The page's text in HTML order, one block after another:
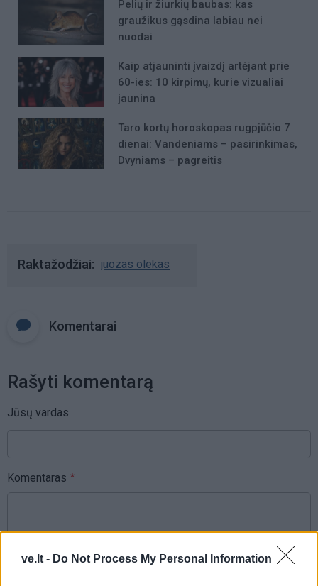
ve.lt - Do Not Process My Personal Information
Pelių ir žiurkių baubas: kas
graužikus gąsdina labiau nei
nuodai
Kaip atjauninti įvaizdį artėjant prie
60-ies: 10 kirpimų, kurie vizualiai
jaunina
Taro kortų horoskopas rugpjūčio 7
dienai: Vandeniams – pasirinkimas,
Dvyniams – pagreitis
Raktažodžiai juozas olekas
Komentarai
Rašyti komentarą
Jūsų vardas
Komentaras